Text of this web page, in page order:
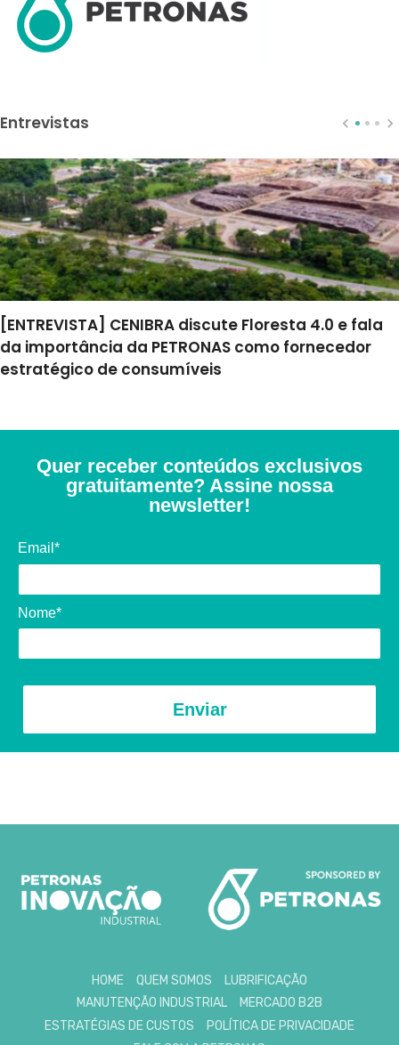
Entrevistas
[ENTREVISTA] CENIBRA discute Floresta 4.0 e fala
da importância da PETRONAS como fornecedor
estratégico de consumíveis
Quer receber conteúdos exclusivos
gratuitamente? Assine nossa
newsletter!
Email*
Nome*
Enviar
HOME QUEM SOMOS
LUBRIFICAÇÃO
MANUTENÇÃO INDUSTRIAL
MERCADO B2B
ESTRATÉGIAS DE CUSTOS
POLÍTICA DE PRIVACIDADE